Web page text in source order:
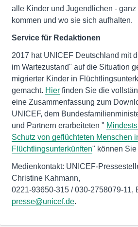
alle Kinder und Jugendlichen -
kommen und wo sie sich aufhalten.
Service für Redaktionen
2017 hat UNICEF Deutschland mit
im Wartezustand" auf die Situation
migrierter Kinder in
gemacht. Hier finden Sie die
eine Zusammenfassung zum
UNICEF, dem
und Partnern erarbeiteten "
Schutz von geflüchteten Menschen
Flüchtlingsunterkünften" können
Medienkontakt: UNICEF-
Christine Kahmann,
0221-93650-315 / 030-2758079-11,
presse@unicef.de.